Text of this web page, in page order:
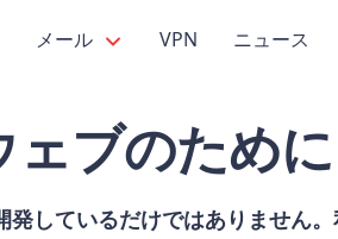
メール VPN ニュース
ェブのために
しているだけではありません。